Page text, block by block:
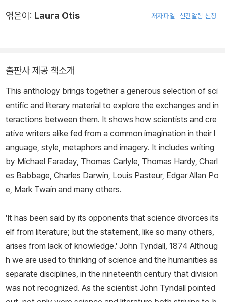
엮은이: Laura Otis 저자파일 신간알림 신청
출판사 제공 책소개
This anthology brings together a generous selection of sci
entific and literary material to explore the exchanges and in
teractions between them. It shows how scientists and cre
ative writers alike fed from a common imagination in their l
anguage, style, metaphors and imagery. It includes writing
by Michael Faraday, Thomas Carlyle, Thomas Hardy, Charl
es Babbage, Charles Darwin, Louis Pasteur, Edgar Allan Po
e, Mark Twain and many others.
'It has been said by its opponents that science divorces its
elf from literature; but the statement, like so many others,
arises from lack of knowledge.' John Tyndall, 1874 Althoug
h we are used to thinking of science and the humanities as
separate disciplines, in the nineteenth century that division
was not recognized. As the scientist John Tyndall pointed